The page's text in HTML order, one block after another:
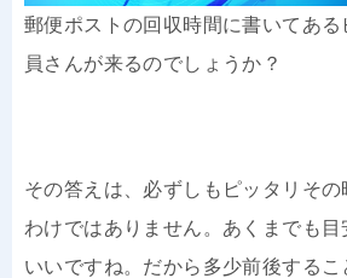
郵便ポストの回収時間に書いてある
員さんが来るのでしょうか？
その答えは、必ずしもピッタリその
わけではありません。あくまでも
いいですね。だから多少前後する